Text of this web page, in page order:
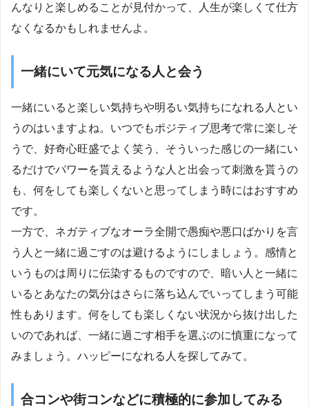
んなりと楽しめることが見付かって、人生が楽しくて仕方
なくなるかもしれませんよ。
一緒にいて元気になる人と会う
一緒にいると楽しい気持ちや明るい気持ちになれる人とい
うのはいますよね。いつでもポジティブ思考で常に楽しそ
うで、好奇心旺盛でよく笑う、そういった感じの一緒にい
るだけでパワーを貰えるような人と出会って刺激を貰うの
も、何をしても楽しくないと思ってしまう時にはおすすめ
です。
一方で、ネガティブなオーラ全開で愚痴や悪口ばかりを言
う人と一緒に過ごすのは避けるようにしましょう。感情と
いうものは周りに伝染するものですので、暗い人と一緒に
いるとあなたの気分はさらに落ち込んでいってしまう可能
性もあります。何をしても楽しくない状況から抜け出した
いのであれば、一緒に過ごす相手を選ぶのに慎重になって
みましょう。ハッピーになれる人を探してみて。
合コンや街コンなどに積極的に参加してみる